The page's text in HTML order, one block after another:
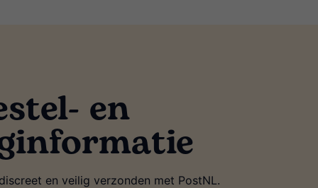
en
en veilig verzonden met PostNL.